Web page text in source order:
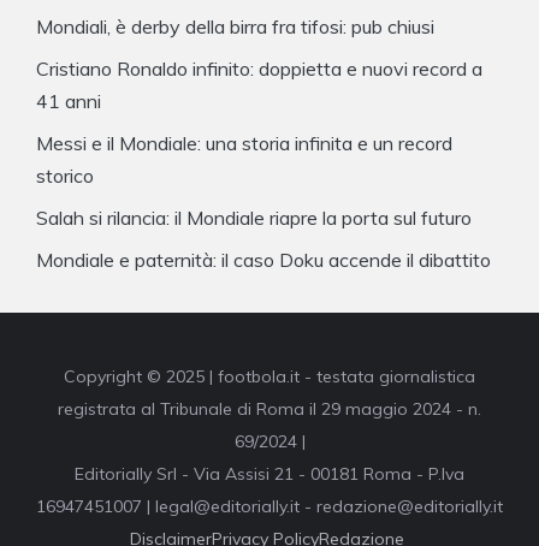
Mondiali, è derby della birra fra tifosi: pub chiusi
Cristiano Ronaldo infinito: doppietta e nuovi record a
41 anni
Messi e il Mondiale: una storia infinita e un record
storico
Salah si rilancia: il Mondiale riapre la porta sul futuro
Mondiale e paternità: il caso Doku accende il dibattito
Copyright © 2025 | footbola.it - testata giornalistica
registrata al Tribunale di Roma il 29 maggio 2024 - n.
69/2024 |
Editorially Srl - Via Assisi 21 - 00181 Roma - P.Iva
16947451007 | legal@editorially.it - redazione@editorially.it
DisclaimerPrivacy PolicyRedazione